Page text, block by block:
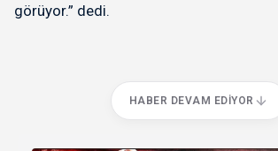
görüyor.” dedi.
HABER DEVAM EDIYOR